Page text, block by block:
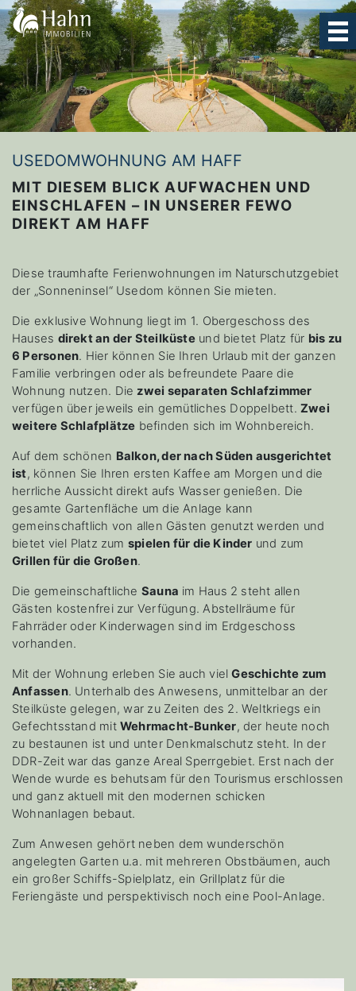
Logo – Hahn Immobilien
USEDOMWOHNUNG AM HAFF
MIT DIESEM BLICK AUFWACHEN UND
EINSCHLAFEN – IN UNSERER FEWO
DIREKT AM HAFF
Diese traumhafte Ferienwohnungen im Naturschutzgebiet
der „Sonneninsel“ Usedom können Sie mieten.
Die exklusive Wohnung liegt im 1. Obergeschoss des
Hauses direkt an der Steilküsteund bietet Platz für bis zu
6 Personen. Hier können Sie Ihren Urlaub mit der ganzen
Familie verbringen oder als befreundete Paare die
Wohnung nutzen. Diezwei separaten Schlafzimmer
verfügen über jeweils ein gemütliches Doppelbett.Zwei
weitere Schlafplätze befinden sich im Wohnbereich.
Auf dem schönen Balkon, der nach Süden ausgerichtet
ist, können Sie Ihren ersten Kaffee am Morgen und die
herrliche Aussicht direkt aufs Wasser genießen. Die
gesamte Gartenfläche um die Anlage kann
gemeinschaftlich von allen Gästen genutzt werden und
bietet viel Platz zum spielen für die Kinder und zum
Grillen für die Großen.
Die gemeinschaftliche Sauna im Haus 2 steht allen
Gästen kostenfrei zur Verfügung. Abstellräume für
Fahrräder oder Kinderwagen sind im Erdgeschoss
vorhanden.
Mit der Wohnung erleben Sie auch vielGeschichte zum
Anfassen. Unterhalb des Anwesens, unmittelbar an der
Steilküste gelegen, war zu Zeiten des 2. Weltkriegs ein
Gefechtsstand mit Wehrmacht-Bunker, der heute noch
zu bestaunen ist und unter Denkmalschutz steht. In der
DDR-Zeit war das ganze Areal Sperrgebiet. Erst nach der
Wende wurde es behutsam für den Tourismus erschlossen
und ganz aktuell mit den modernen schicken
Wohnanlagen bebaut.
Zum Anwesen gehört neben dem wunderschön
angelegten Garten u.a. mit mehreren Obstbäumen, auch
ein großer Schiffs-Spielplatz, ein Grillplatz für die
Feriengäste und perspektivisch noch eine Pool-Anlage.